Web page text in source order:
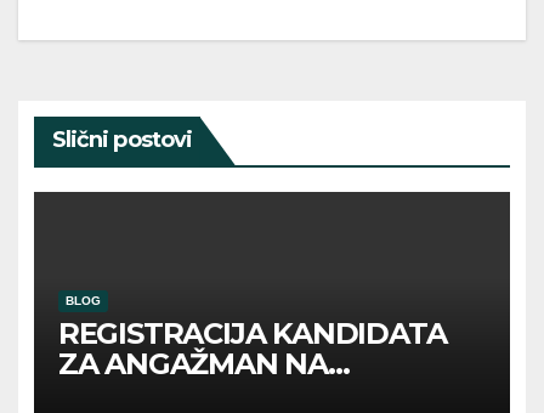
Slični postovi
BLOG
REGISTRACIJA KANDIDATA
ZA ANGAŽMAN NA